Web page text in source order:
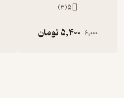
5
(
3
)
6,000
5,400تومان